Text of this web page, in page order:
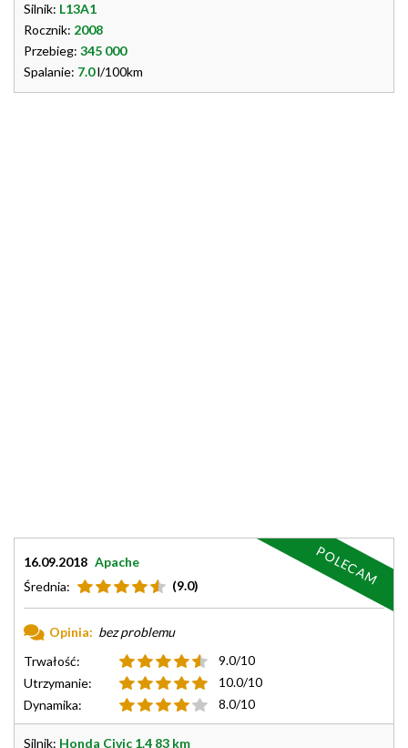
Silnik: L13A1
Rocznik: 2008
Przebieg: 345 000
Spalanie: 7.0l/100km
16.09.2018 Apache
Średnia:
(9.0)
Opinia: bez problemu
Trwałość:
9.0/10
Utrzymanie:
10.0/10
Dynamika:
8.0/10
Silnik: Honda Civic 1.4 83 km
POLECAM